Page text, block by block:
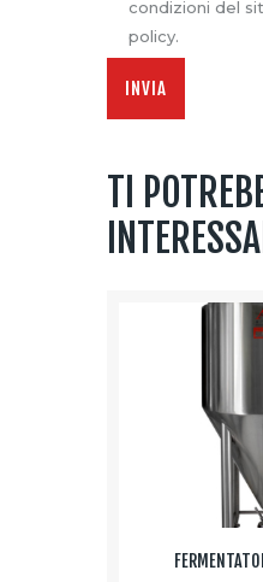
condizioni del
policy.
TI